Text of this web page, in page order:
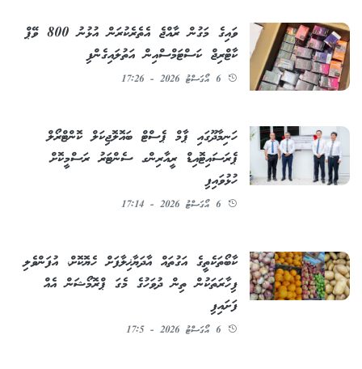
ވައިގެ މަގުން ރާއްޖެ އެތެރެކުރަން އުޅުނު 800 ވޭޕް
ކާޓްރިޖް ކަސްޓަމްސްއިން އަތުލައިގެންފި
6 އޯގަސްޓު 2026 - 17:26
ހަނިމާދޫގައި ޕާމް ޕެސްޓް ބައޮލޮޖިކަލް ކޮންޓްރޯލް
ޕެރަސައިޓޮއިޑް ރީއާރިންގ ސެންޓަރު ރަސްމީކޮށް
ހުޅުވައިފި
6 އޯގަސްޓު 2026 - 17:14
ކާބޯތަކެތީގެ އަގުތައް އާދަޔާޚިލާފަށް ހެޔޮކޮށް، އުފަންވެލި
ފިހާރަތަކުން ތިން ދުވަހުގެ މެގަ ޕްރޮމޯޝަން އެއް
ފަށައިފި
6 އޯގަސްޓު 2026 - 17:5